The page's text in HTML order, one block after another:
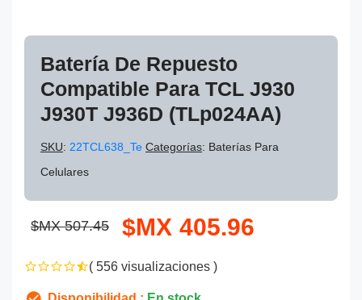
Batería De Repuesto
Compatible Para TCL J930
J930T J936D (TLp024AA)
SKU: 22TCL638_Te Categorías: Baterías Para
Celulares
$MX 507.45 $MX 405.96
( 556 visualizaciones )